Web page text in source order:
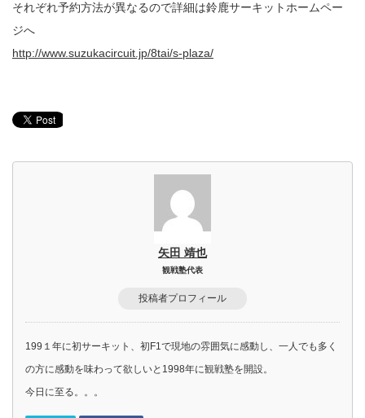
それぞれ予約方法が異なるので詳細は鈴鹿サーキットホームペー
ジへ
http://www.suzukacircuit.jp/8tai/s-plaza/
矢田 靖也
観戦塾代表
投稿者プロフィール
199１年に初サーキット、初F1で現地の雰囲気に感動し、一人でも多く
の方に感動を味わって欲しいと1998年に観戦塾を開設。
今日に至る。。。